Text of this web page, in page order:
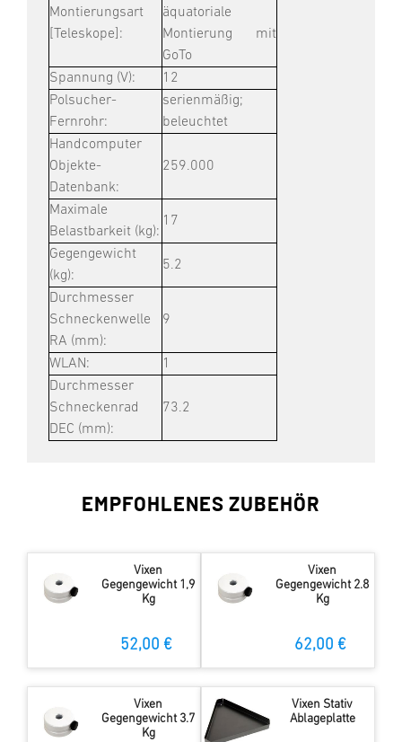
Montierungsart
[Teleskope]:
äquatoriale
Montierung mit
GoTo
Spannung (V):
12
Polsucher-
Fernrohr:
serienmäßig;
beleuchtet
Handcomputer
Objekte-
Datenbank:
259.000
Maximale
Belastbarkeit (kg):
17
Gegengewicht
(kg):
5.2
Durchmesser
Schneckenwelle
RA (mm):
9
WLAN:
1
Durchmesser
Schneckenrad
DEC (mm):
73.2
EMPFOHLENES ZUBEHÖR
Vixen
Gegengewicht 1,9
Kg
52,00 €
Vixen
Gegengewicht 2.8
Kg
62,00 €
Vixen
Gegengewicht 3.7
Kg
Vixen Stativ
Ablageplatte